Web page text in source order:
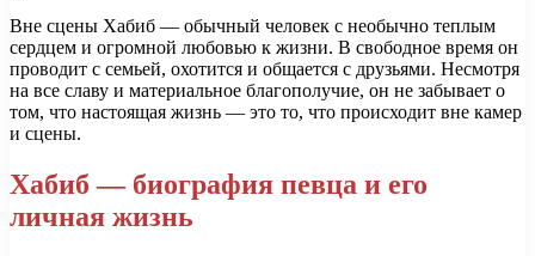
Вне сцены Хабиб — обычный человек с необычно теплым
сердцем и огромной любовью к жизни. В свободное время он
проводит с семьей, охотится и общается с друзьями. Несмотря
на все славу и материальное благополучие, он не забывает о
том, что настоящая жизнь — это то, что происходит вне камер
и сцены.
Хабиб — биография певца и его
личная жизнь